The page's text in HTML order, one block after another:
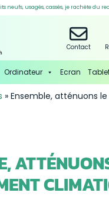
neufs, usagés, cassés, je rachète du
Contact
Ordinateur Ecran
» Ensemble, atténuons